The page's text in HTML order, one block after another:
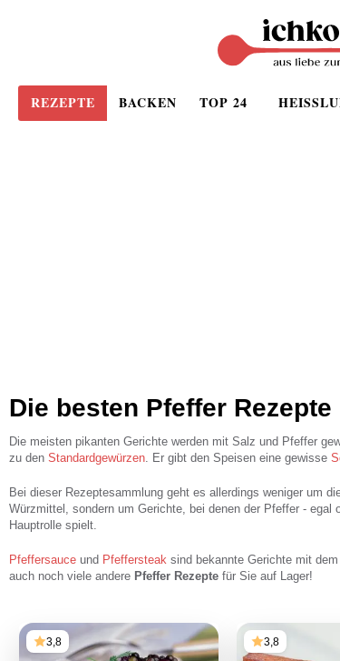
REZEPTE BACKEN TOP 24
Die besten Pfeffer Rezepte
Die meisten pikanten Gerichte werden mit Salz und Pfeffer
zu den Standardgewürzen . Er gibt den Speisen eine gewisse
Bei dieser Rezeptesammlung geht es allerdings weniger um
Würzmittel, sondern um Gerichte, bei denen der Pfeffer - egal
Hauptrolle spielt.
Pfeffersauce und Pfeffersteak sind bekannte Gerichte mit
auch noch viele andere Pfeffer Rezepte für Sie auf Lager!
3,8 3,8